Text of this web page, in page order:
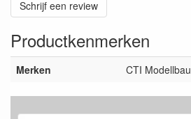
Schrijf een review
Productkenmerken
Merken CTI Modellbau